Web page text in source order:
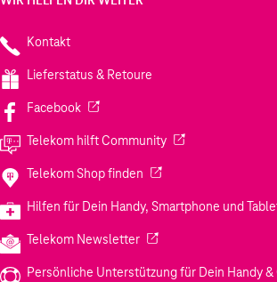
Kontakt
Lieferstatus & Retoure
Facebook(Wird in einem neuen Tab geöffnet)
Telekom hilft Community(Wird in einem
Telekom Shop finden (Wird in einem neuen
Hilfen für Dein Handy, Smartphone und
Telekom Newsletter(Wird in einem neuen
Persönliche Unterstützung für Dein Handy &